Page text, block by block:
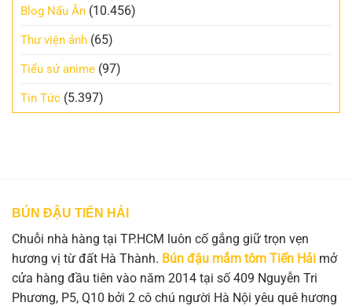
Blog Nấu Ăn (10.456)
Thư viện ảnh (65)
Tiểu sử anime (97)
Tin Tức (5.397)
BÚN ĐẬU TIẾN HẢI
Chuỗi nhà hàng tại TP.HCM luôn cố gắng giữ trọn vẹn
hương vị từ đất Hà Thành. Bún đậu mắm tôm Tiến Hải mở
cửa hàng đầu tiên vào năm 2014 tại số 409 Nguyễn Tri
Phương, P5, Q10 bởi 2 cô chú người Hà Nội yêu quê hương